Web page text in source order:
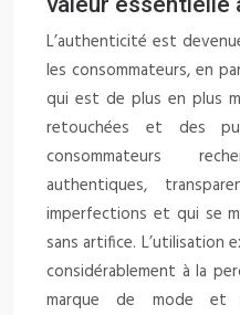
L’authenticité est
les consommateurs, en
qui est de plus en plus
retouchées et des
consommateurs
authentiques,
imperfections et qui se
sans artifice. L’utilisation
considérablement à la
marque de mode et